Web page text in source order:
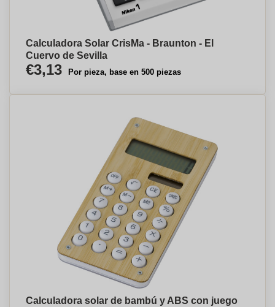
Calculadora Solar CrisMa - Braunton - El
Cuervo de Sevilla
€3,13 Por pieza, base en 500 piezas
Calculadora solar de bambú y ABS con juego